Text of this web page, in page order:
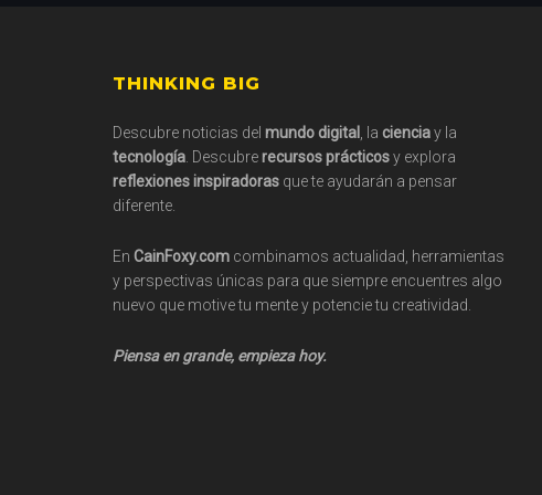
THINKING BIG
Descubre noticias del mundo digital , la cienciay la
tecnología . Descubrerecursos prácticosy explora
reflexiones inspiradoras que te ayudarán a pensar
diferente.
En CainFoxy.com combinamos actualidad, herramientas
y perspectivas únicas para que siempre encuentres algo
nuevo que motive tu mente y potencie tu creatividad.
Piensa en grande, empieza hoy.